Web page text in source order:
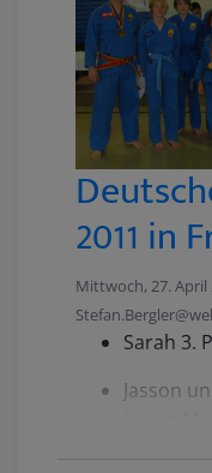
2011 in
Mittwoch, 27. April
Sarah 3.
Jasson